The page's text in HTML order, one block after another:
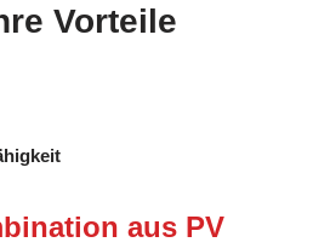
Vorteile
aus PV